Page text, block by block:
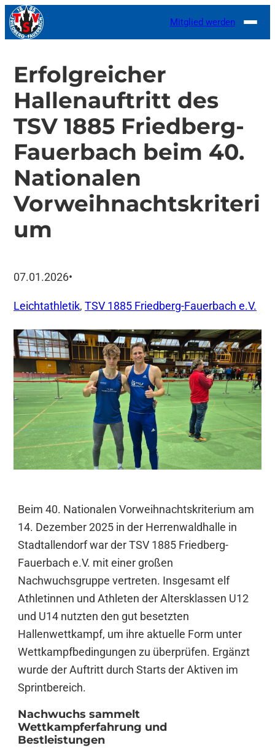
Zum
Inhalt
Mitglied werden
Erfolgreicher
Hallenauftritt des
TSV 1885 Friedberg-
Fauerbach beim 40.
Nationalen
Vorweihnachtskriteri
um
07.01.2026•
Leichtathletik, TSV 1885 Friedberg-Fauerbach e.V.
Beim 40. Nationalen Vorweihnachtskriterium am
14. Dezember 2025 in der Herrenwaldhalle in
Stadtallendorf war der TSV 1885 Friedberg-
Fauerbach e.V. mit einer großen
Nachwuchsgruppe vertreten. Insgesamt elf
Athletinnen und Athleten der Altersklassen U12
und U14 nutzten den gut besetzten
Hallenwettkampf, um ihre aktuelle Form unter
Wettkampfbedingungen zu überprüfen. Ergänzt
wurde der Auftritt durch Starts der Aktiven im
Sprintbereich.
Nachwuchs sammelt
Wettkampferfahrung und
Bestleistungen